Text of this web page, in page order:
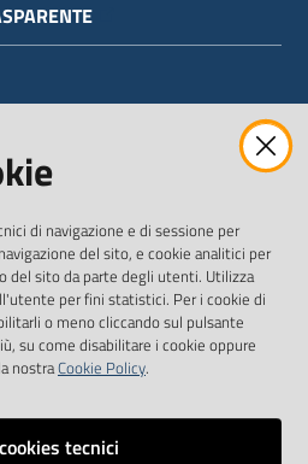
di navigazione e di sessione per
del sito, e cookie analitici per
del sito da parte degli utenti. Utilizza
per fini statistici. Per i cookie di
o meno cliccando sul pulsante
su come disabilitare i cookie oppure
nostraCookie Policy.
tecnici